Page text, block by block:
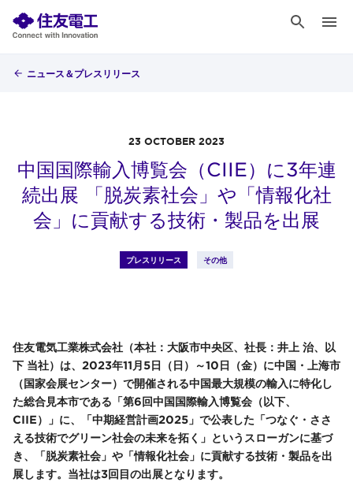
ニュース＆プレスリリース
23 OCTOBER 2023
中国国際輸入博覧会（CIIE）に3年連
続出展 「脱炭素社会」や「情報化社
会」に貢献する技術・製品を出展
プレスリリース その他
住友電気工業株式会社（本社：大阪市中央区、社長：井上 治、以
下 当社）は、2023年11月5日（日）～10日（金）に中国・上海市
（国家会展センター）で開催される中国最大規模の輸入に特化し
た総合見本市である「第6回中国国際輸入博覧会（以下、
CIIE）」に、「中期経営計画2025」で公表した「つなぐ・ささ
える技術でグリーン社会の未来を拓く」というスローガンに基づ
き、「脱炭素社会」や「情報化社会」に貢献する技術・製品を出
展します。当社は3回目の出展となります。